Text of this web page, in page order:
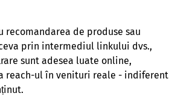
de produse sau
prin intermediul linkului dvs.,
sunt adesea luate online,
reach-ul în venituri reale - indiferent